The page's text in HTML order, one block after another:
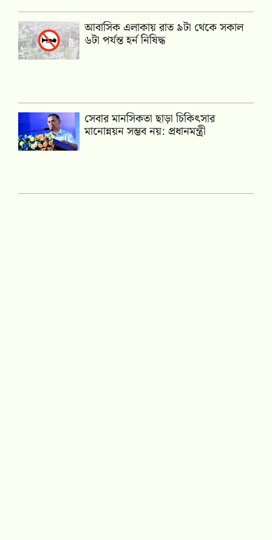
আবাসিক এলাকায় রাত ৯টা থেকে সকাল
৬টা পর্যন্ত হর্ন নিষিদ্ধ
সেবার মানসিকতা ছাড়া চিকিৎসার
মানোন্নয়ন সম্ভব নয়: প্রধানমন্ত্রী